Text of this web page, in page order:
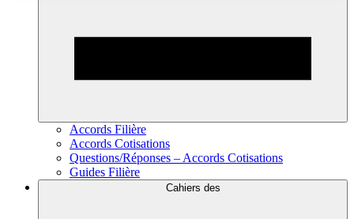
Accords Filière
Accords Cotisations
Questions/Réponses – Accords Cotisations
Guides Filière
Cahiers des